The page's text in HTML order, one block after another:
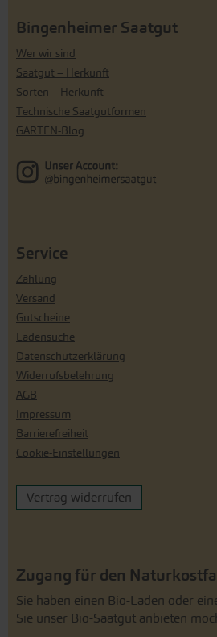
Bingenheimer Saatgut
Wer wir sind
Saatgut – Herkunft
Sorten – Herkunft
Technische Saatgutformen
GARTEN-Blog
Service
Zahlung
Versand
Gutscheine
Ladensuche
Datenschutzerklärung
Widerrufsbelehrung
AGB
Impressum
Barrierefreiheit
Cookie-Einstellungen
Vertrag widerrufen
Zugang für den
Sie haben einen Bio-Laden oder
Sie unser Bio-Saatgut anbieten